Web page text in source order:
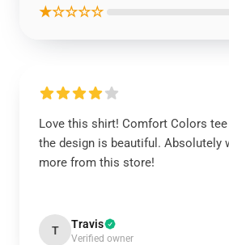
★☆☆☆☆
Love this shirt! Comfort Colors
the design is beautiful. Absolutely
more from this store!
T Travis
Verified owner